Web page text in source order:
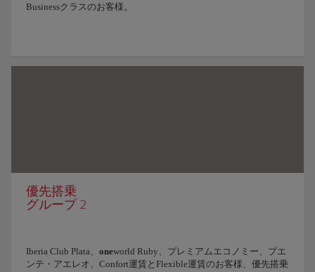
Businessクラスのお客様。
優先搭乗
グループ 2
Iberia Club Plata、 oneworld Ruby、プレミアムエコノミー、プエ
ンテ・アエレオ、Confort運賃とFlexible運賃のお客様、優先搭乗